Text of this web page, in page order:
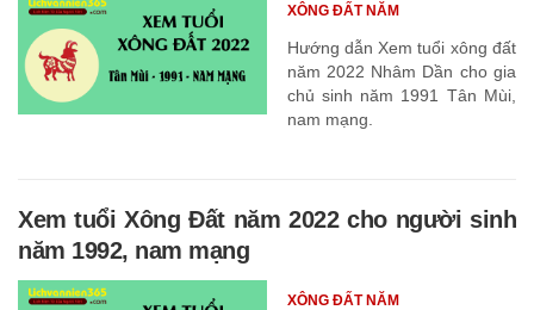
Hướng dẫn Xem tuổi xông đất
năm 2022 Nhâm Dần cho gia
chủ sinh năm 1991 Tân Mùi,
nam mạng.
XÔNG ĐẤT NĂM
Xem tuổi Xông Đất năm 2022 cho người sinh
năm 1992, nam mạng
XÔNG ĐẤT NĂM